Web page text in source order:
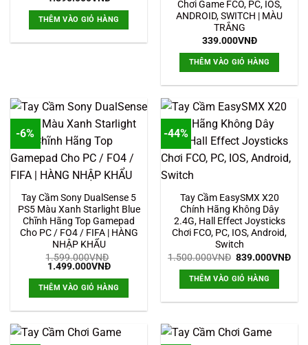
là:
2.400.000VNĐ.
tại
là:
1.890.000VNĐ.
THÊM VÀO GIỎ HÀNG
Chơi Game FCO, PC, IOS,
ANDROID, SWITCH | MÀU
TRẮNG
339.000VNĐ
THÊM VÀO GIỎ HÀNG
-6%
Tay Cầm Sony DualSense 5
PS5 Màu Xanh Starlight Blue
Chĩnh Hãng Top Gamepad
Cho PC / FO4 / FIFA | HÀNG
NHẬP KHẨU
1.599.000VNĐ
Giá
là:
1.599.000VNĐ.
1.499.000VNĐGiá
tại
là:
1.499.000VNĐ.
THÊM VÀO GIỎ HÀNG
-44%
Tay Cầm EasySMX X20
Chính Hãng Không Dây
2.4G, Hall Effect Joysticks
Chơi FCO, PC, IOS, Android,
Switch
1.500.000VNĐ Giá
là:
1.500.000VNĐ.
839.000VNĐGiá
THÊM VÀO GIỎ HÀNG